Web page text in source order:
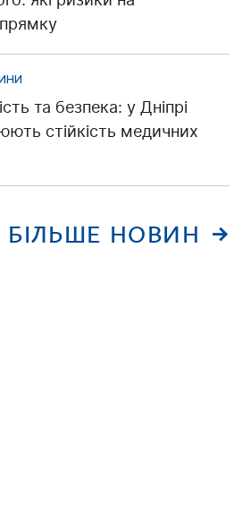
та безпека: у Дніпрі
стійкість медичних
БІЛЬШЕ НОВИН